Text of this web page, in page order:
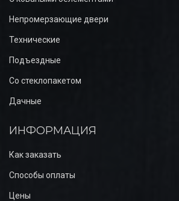
Непромерзающие двери
Технические
Подъездные
Со стеклопакетом
Дачные
ИНФОРМАЦИЯ
Как заказать
Способы оплаты
Цены